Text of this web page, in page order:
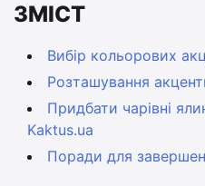
ЗМІСТ
Вибір кольорових
Розташування
Придбати чарівні
Kaktus.ua
Поради для